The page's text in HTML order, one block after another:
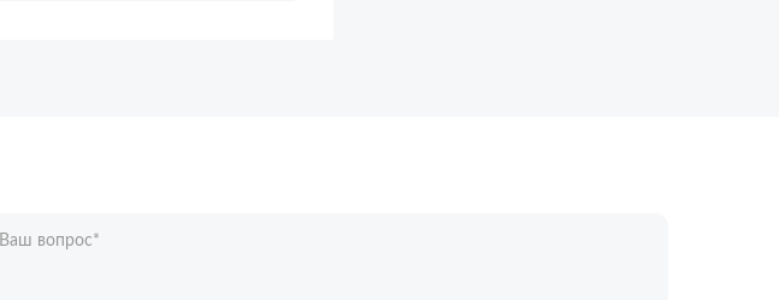
Ваш вопрос*